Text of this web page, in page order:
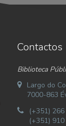
Contactos
Biblioteca
Largo do
7000-863
(+351)
(+351)